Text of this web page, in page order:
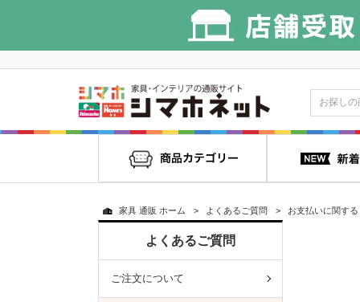
家具 通販 ホーム > よくあるご質問 > お支払いに関する
よくあるご質問
ご注文について